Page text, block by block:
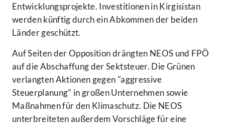
Entwicklungsprojekte. Investitionen in Kirgisistan
werden künftig durch ein Abkommen der beiden
Länder geschützt.
Auf Seiten der Opposition drängten NEOS und FPÖ
auf die Abschaffung der Sektsteuer. Die Grünen
verlangten Aktionen gegen "aggressive
Steuerplanung" in großen Unternehmen sowie
Maßnahmen für den Klimaschutz. Die NEOS
unterbreiteten außerdem Vorschläge für eine